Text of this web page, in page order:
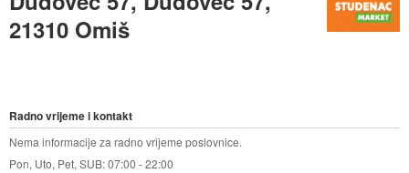
21310 Omiš
Radno vrijeme i kontakt
Nema informacije za radno vrijeme poslovnice.
Pon, Uto, Pet, SUB: 07:00 - 22:00